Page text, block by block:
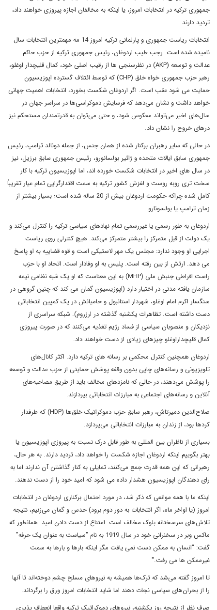
جمهوری ترکیه در انتخابات امروز، یا اینکه به مخالفان اجازه پیروزی خواهند داد،
تردید دارند.
انتخابات ریاست جمهوری و پارلمانی ترکیه امروز 14 مه مهمترین انتخابات سال
نامیده شده است. رجب طیب اردوغان، رئیس جمهوری ترکیه از حزب حاکم
عدالت و توسعه (AKP) در نظرسنجی ها از رقیب اصلی خود، کمال قلیچدار اوغلو،
رهبر حزب جمهوری خواه خلق (CHP) که توسط ائتلاف گسترده اپوزیسیون
حمایت می شود عقب است. اگر اردوغان شکست بخورد، انتخابات اهمیت جهانی
خواهد داشت و نشان می‌دهد که فرسایش دموکراسی‌ها در سراسر جهان در
سال‌های اخیر می‌تواند معکوس شود، و حتی می‌توان به قدرتمندان مستحکم نیز
درهای خروج را نشان داد.
در حالی که سایر رهبران برکنار شده از همان جنس، از جمله دونالد ترامپ، رئیس
جمهوری سابق ایالات متحده و ژائیر بولسانورو، رئیس جمهوری سابق برزیل، نیز
در سال های اخیر در انتخابات شکست خورده اند، اما اپوزیسیون ترکیه با کار
سخت تری روبه روست و لغزش کشور ترکیه به سمت اقتدارگرایی تمام عیار تقریباً
کامل شده چراکه حکومت اردوغان بیش از 20 ساله شده است؛ بسیار بیشتر از
زمان ترامپ یا بولسونارو.
اردوغان به طور رسمی یا غیررسمی تمام نهادهای سیاسی ترکیه را کنترل می‌کند و
یک دولت از قبل متمرکز را بیشتر متمرکز می‌کند. هیچ کنترلی روی ریاست
اجرایی او وجود ندارد: مجلس یک مهر لاستیکی است و قوه قضاییه به او پاسخ
می دهد. ارتش از بین رفته است. پلیس به او وفادار است. اتحاد او با حزب
راست افراطی جنبش ملی (MHP) به این معناست که او یک شبه نظامی نیمه
سازمان یافته مدنی در اختیار دارد (اپوزیسیون گمان می کند که چنین گروهی در
سنگسار اکرم امام اوغلو، شهردار استانبول و حامیانش در یک کمپین انتخاباتی
دست داشته است. تظاهرات یکشنبه گذشته در ارزروم). شبکه سراسری از
نزدیکان و منصوبان سیاسی از فساد رژیم تغذیه می‌کنند که در صورت پیروزی
کمال قلیچداراوغلو چیزهای زیادی از دست خواهند داد.
اردوغان همچنین کنترل محکمی بر رسانه های ترکیه دارد. اکثر کانال‌های
تلویزیونی و رسانه‌های چاپی بدون وقفه پوشش حمایتی از حزب عدالت و توسعه
را پوشش می‌دهند، در حالی که نامزدهای مخالف باید از طریق مصاحبه‌های
آنلاین و رسانه‌های اجتماعی به مبارزات انتخاباتی بپردازند.
صلاح‌الدین دمیرتاش، رهبر سابق حزب دموکراتیک خلق‌ها (HDP) که طرفدار
کردها بود، از زندان به مبارزات انتخاباتی می‌پردازد.
بسیاری از ناظران بین المللی به طور قابل درک نسبت به پیروزی اپوزیسیون یا
بهتر بگوییم اینکه اردوغان اجازه شکست را خواهد داد، تردید دارند. به هر حال،
رهبرانی که این همه قدرت جمع می‌کنند، تمایلی به کنار گذاشتن آن ندارند اما به
رای دهندگان اپوزیسیون هشدار داده می شود که امید خود را از دست ندهند.
اینکه ما با همه موانعی که ذکر شد، در مورد احتمال برکناری اردوغان در انتخابات
امروز (یا اواخر ماه، اگر انتخابات به دور دوم برود) حدس و گمان می‌زنیم، نتیجه
تلاش‌های سرسختانه بلوک مخالف است. امتناع از دست دادن امید. همانطور که
ماکس وبر در سخنرانی خود در سال 1919 به نام "سیاست به عنوان یک حرفه"
گفت: "انسان به ممکن دست نمی یافت مگر اینکه بارها و بارها به سمت
غیرممکن ها می رفت."
تا امروز گفته می‌شد که ترک‌ها همیشه به نیروهای مسلح چشم دوخته‌اند تا آنها
را از بحران‌های سیاسی نجات دهند اما شاید انتخابات امروز ورق را برگرداند.
صرف نظر از نتیجه روز یکشنبه، نیروهای دموکراتیک ترکیه واقعا انعطاف پذیری